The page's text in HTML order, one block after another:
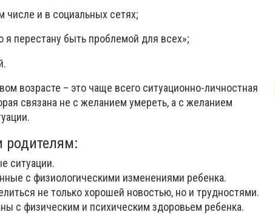
числе и в социальных сетях;
я перестану быть проблемой для всех»;
возрасте – это чаще всего ситуационно-личностная
связана не с желанием умереть, а с желанием
родителям:
ситуации.
с физиологическими изменениями ребенка.
не только хорошей новостью, но и трудностями.
с физическим и психическим здоровьем ребенка.